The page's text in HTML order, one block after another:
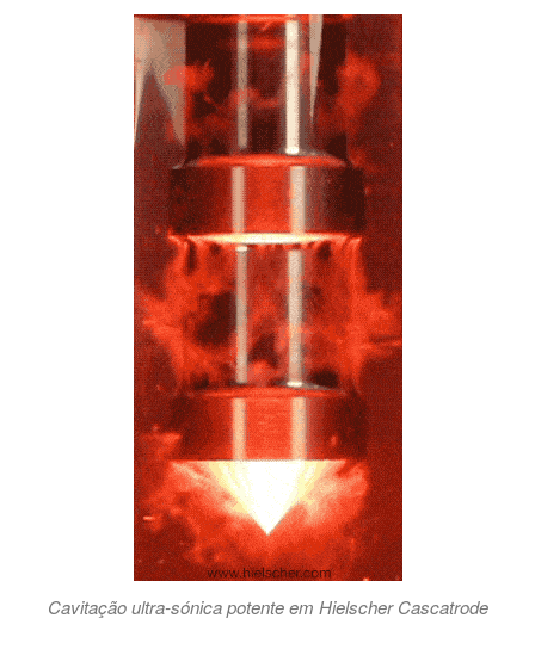
Cavitação ultra-sónica potente em Hielscher Cascatrode